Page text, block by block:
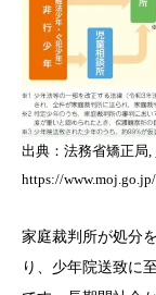
出典：法務省矯正局,
https://
家庭裁判所が処分
り、少年院送致に